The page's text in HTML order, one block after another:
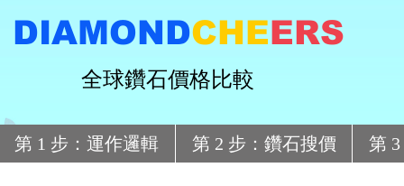
DIAMONDCHEERS
全球鑽石價格比較
第 1 步：運作邏輯 第 2 步：鑽石搜價 第